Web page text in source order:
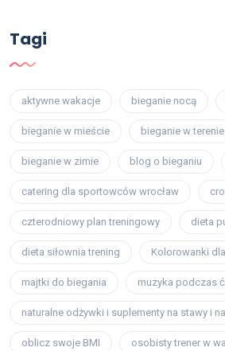
Tagi
aktywne wakacje bieganie nocą
bieganie w mieście bieganie w terenie
bieganie w zimie blog o bieganiu
catering dla sportowców wrocław
czterodniowy plan treningowy dieta
dieta siłownia trening Kolorowanki
majtki do biegania muzyka podczas
naturalne odżywki i suplementy na stawy i
oblicz swoje BMI osobisty trener w